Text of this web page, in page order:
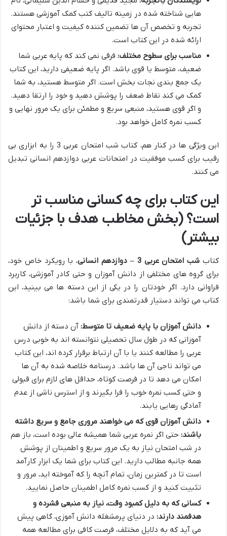
هایی شناخته شده در زمینه تالیف کتب کمک آموزشی هستند.
تجربه و تخصص آن ها تضمین کننده کیفیت و اعتبار محتوای
ارائه شده در این کتاب است.
مناسب برای سطوح مختلف: فرقی نمی کند که پایه عربی شما
ضعیف، متوسط یا قوی باشد. اگر پایه ضعیفی دارید، این کتاب
یک جمع بندی نجات بخش است. اگر متوسط هستید، به شما
کمک می کند نقاط ضعف را پوشش دهید و خود را ارتقا دهید.
و اگر قوی هستید، منبعی سریع و مطمئن برای یک مرور نهایی و
کسب نمره کامل خواهد بود.
این ویژگی ها در کنار هم، کتاب شب امتحان عربی 3 را به ابزاری بی
رقیب برای کسب موفقیت در امتحانات عربی دوازدهم انسانی تبدیل
می کنند.
این کتاب برای چه کسانی مناسب تر
است؟ (بخش مخاطب هدف با جزئیات
بیشتر)
کتاب شب امتحان عربی 3 – دوازدهم انسانی
، با رویکرد خاص خود،
برای گروه های مختلفی از دانش آموزان و حتی کادر آموزشی، کاربرد
فراوانی دارد. اگر خودتان را در یکی از این دسته ها می بینید، این
کتاب می تواند دستیار قدرتمندی برای شما باشد:
دانش آموزان با پایه ضعیف تا متوسط: آن دسته از دانش
آموزانی که در طول سال تحصیلی نتوانسته اند به خوبی درس
عربی را مطالعه کنند یا با آن ارتباط برقرار کرده اند، این کتاب
می تواند ناجی آن ها باشد. درسنامه خلاصه شده به آن ها
امکان می دهد تا در فرصت کوتاه، حداقل های لازم برای قبولی
و حتی کسب نمره خوب را فرا بگیرند و از استرس ناشی از عدم
آمادگی رهایی یابند.
دانش آموزان قوی که می خواهند مروری جامع و سریع داشته
باشند: حتی اگر نمره عربی شما همیشه عالی بوده است، باز هم
در شب امتحان نیاز به یک مرور سریع و اطمینان از پوشش
همه جانبه مطالب دارید. این کتاب برای شما یک ابزار کارآمد
است تا در کمترین زمان، تمام آنچه را که آموخته اید، مرور و
تثبیت کنید و از کسب نمره کامل اطمینان حاصل نمایید.
کسانی که به دلیل کمبود وقت، نیاز به منبعی فشرده و
هدفمند دارند: در دنیای پرمشغله دانش آموزی، گاهی پیش
می آید که به دلایل مختلف، فرصت کافی برای مطالعه همه